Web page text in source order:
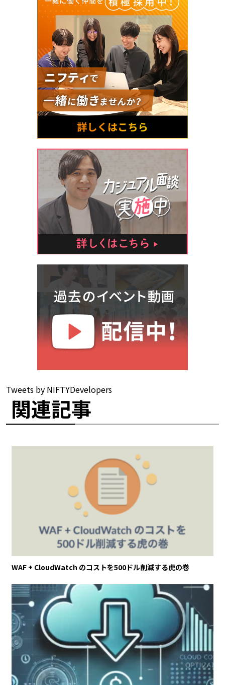
Tweets by NIFTYDevelopers
関連記事
WAF + CloudWatch のコストを500ドル削減する虎の巻